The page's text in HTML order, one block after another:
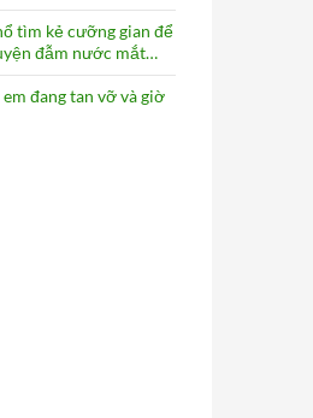
tìm kẻ cưỡng gian để
đẫm nước mắt…
đang tan vỡ và giờ